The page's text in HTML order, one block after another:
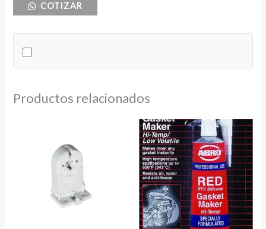
60X60X2COTIZAR
Productos relacionados